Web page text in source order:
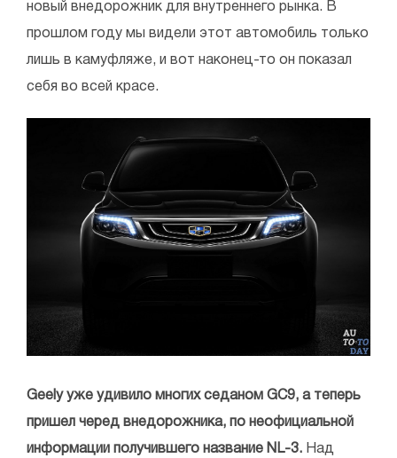
новый внедорожник для внутреннего рынка. В
прошлом году мы видели этот автомобиль только
лишь в камуфляже, и вот наконец-то он показал
себя во всей красе.
Geely уже удивило многих седаном GC9, а теперь
пришел черед внедорожника, по неофициальной
информации получившего название NL-3. Над